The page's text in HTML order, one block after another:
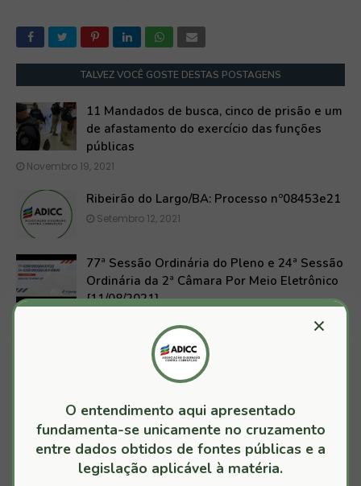
TALVEZ VOCÊ GOSTE DESTAS POSTAGENS
11 Mandados de busca, cinco de prisão e um
de afastamento do exercício das funções
públicas
Novembro 19, 2021
Ribeirão do Largo/BA: Processo nº08453e21
Setembro 12, 2021
77ª Sessão Ordinária do Pleno e 24ª Sessão
Ordinária da 2ª Câmara Por Meio Eletrônico
[11/08/2021]
JURISPRUDÊNCIA OFICIAL TCMBA
×
O entendimento aqui apresentado
fundamenta-se unicamente no cruzamento
entre dados obtidos de fontes públicas e a
legislação aplicável à matéria.